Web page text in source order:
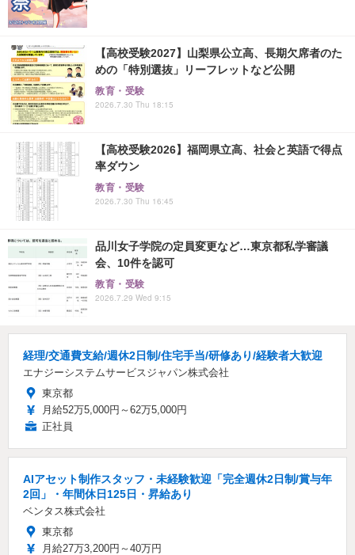
【高校受験2027】山梨県公立高、長期欠席者のた
めの「特別選抜」リーフレットなど公開
教育・受験
2026.7.30 Thu 18:15
【高校受験2026】福岡県立高、社会と英語で得点
率ダウン
教育・受験
2026.7.30 Thu 16:45
品川女子学院の定員変更など…東京都私学審議
会、10件を認可
教育・受験
2026.7.29 Wed 9:15
経理/交通費支給/週休2日制/住宅手当/研修あり/経験者大歓迎
エナジーシステムサービスジャパン株式会社
東京都
月給52万5,000円～62万5,000円
正社員
AIアセット制作スタッフ・未経験歓迎「完全週休2日制/賞与年
2回」・年間休日125日・昇給あり
ベンタス株式会社
東京都
月給27万3,200円～40万円